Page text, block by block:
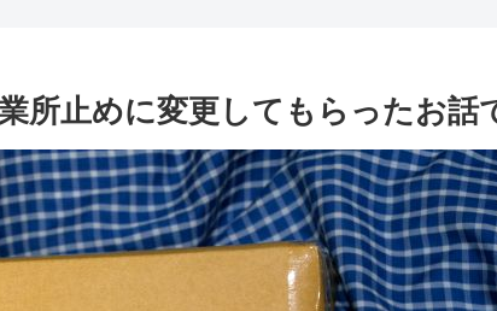
所止めに変更してもらったお話